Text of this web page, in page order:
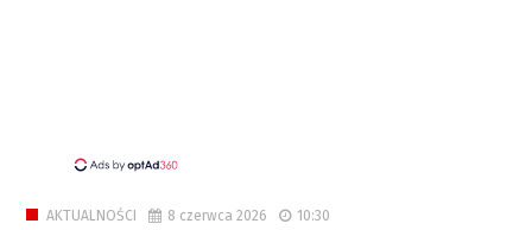
AKTUALNOŚCI 8 czerwca 2026 10:30